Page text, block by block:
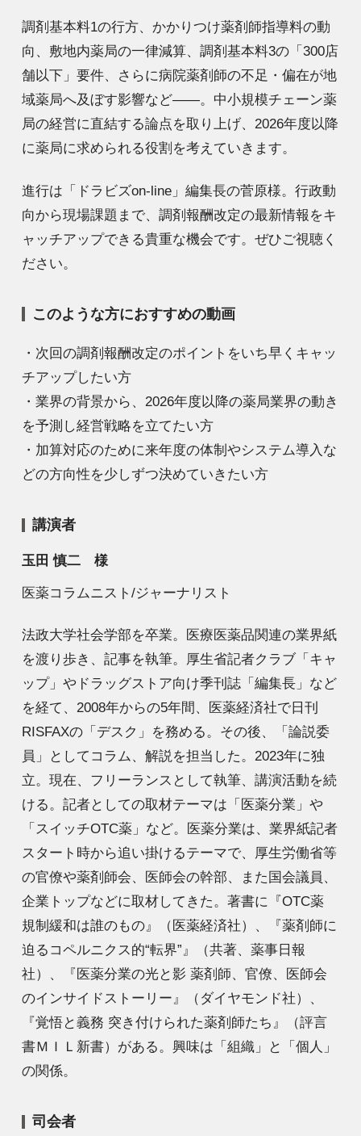
調剤基本料1の行方、かかりつけ薬剤師指導料の動
向、敷地内薬局の一律減算、調剤基本料3の「300店
舗以下」要件、さらに病院薬剤師の不足・偏在が地
域薬局へ及ぼす影響など――。中小規模チェーン薬
局の経営に直結する論点を取り上げ、2026年度以降
に薬局に求められる役割を考えていきます。
進行は「ドラビズon-line」編集長の菅原様。行政動
向から現場課題まで、調剤報酬改定の最新情報をキ
ャッチアップできる貴重な機会です。ぜひご視聴く
ださい。
このような方におすすめの動画
・次回の調剤報酬改定のポイントをいち早くキャッ
チアップしたい方
・業界の背景から、2026年度以降の薬局業界の動き
を予測し経営戦略を立てたい方
・加算対応のために来年度の体制やシステム導入な
どの方向性を少しずつ決めていきたい方
講演者
玉田 慎二 様
医薬コラムニスト/ジャーナリスト
法政大学社会学部を卒業。医療医薬品関連の業界紙
を渡り歩き、記事を執筆。厚生省記者クラブ「キャ
ップ」やドラッグストア向け季刊誌「編集長」など
を経て、2008年からの5年間、医薬経済社で日刊
RISFAXの「デスク」を務める。その後、「論説委
員」としてコラム、解説を担当した。2023年に独
立。現在、フリーランスとして執筆、講演活動を続
ける。記者としての取材テーマは「医薬分業」や
「スイッチOTC薬」など。医薬分業は、業界紙記者
スタート時から追い掛けるテーマで、厚生労働省等
の官僚や薬剤師会、医師会の幹部、また国会議員、
企業トップなどに取材してきた。著書に『OTC薬
規制緩和は誰のもの』（医薬経済社）、『薬剤師に
迫るコペルニクス的“転界”』（共著、薬事日報
社）、『医薬分業の光と影 薬剤師、官僚、医師会
のインサイドストーリー』（ダイヤモンド社）、
『覚悟と義務 突き付けられた薬剤師たち』（評言
書ＭＩＬ新書）がある。興味は「組織」と「個人」
の関係。
司会者